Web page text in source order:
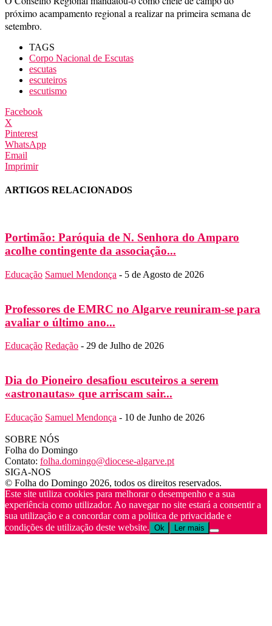
próximo acampamento regional a realizar na primeira semana de
setembro.
TAGS
Corpo Nacional de Escutas
escutas
escuteiros
escutismo
Facebook
X
Pinterest
WhatsApp
Email
Imprimir
ARTIGOS RELACIONADOS
Portimão: Paróquia de N. Senhora do Amparo
acolhe contingente da associação...
Educação Samuel Mendonça - 5 de Agosto de 2026
Professores de EMRC no Algarve reuniram-se para
avaliar o último ano...
Educação Redação - 29 de Julho de 2026
Dia do Pioneiro desafiou escuteiros a serem
«astronautas» que arriscam sair...
Educação Samuel Mendonça - 10 de Junho de 2026
SOBRE NÓS
Folha do Domingo
Contato: folha.domingo@diocese-algarve.pt
SIGA-NOS
© Folha do Domingo 2026, todos os direitos reservados.
Este site utiliza cookies para melhorar o desempenho e a sua
experiência como utilizador. Ao navegar no site estará a consentir a
sua utilização e a concordar com a politica de privacidade e
condições de utilização deste website. Ok Ler mais